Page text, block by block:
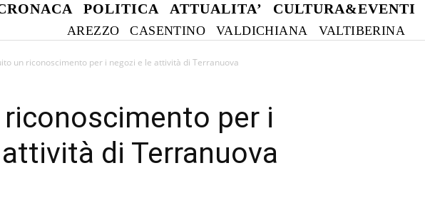
POLITICA ATTUALITA’ CULTURA&EVENTI
AREZZO CASENTINO VALDICHIANA VALTIBERINA
un riconoscimento per i negozi e le attività di Terranuova
per i
di Terranuova